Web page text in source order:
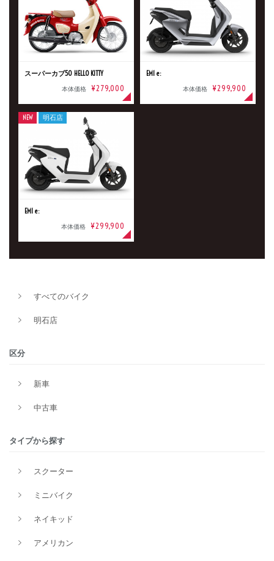
スーパーカブ50 HELLO KITTY
本体価格 ¥279,000
EM1 e:
本体価格 ¥299,900
EM1 e:
本体価格 ¥299,900
NEW 明石店
すべてのバイク
明石店
区分
新車
中古車
タイプから探す
スクーター
ミニバイク
ネイキッド
アメリカン